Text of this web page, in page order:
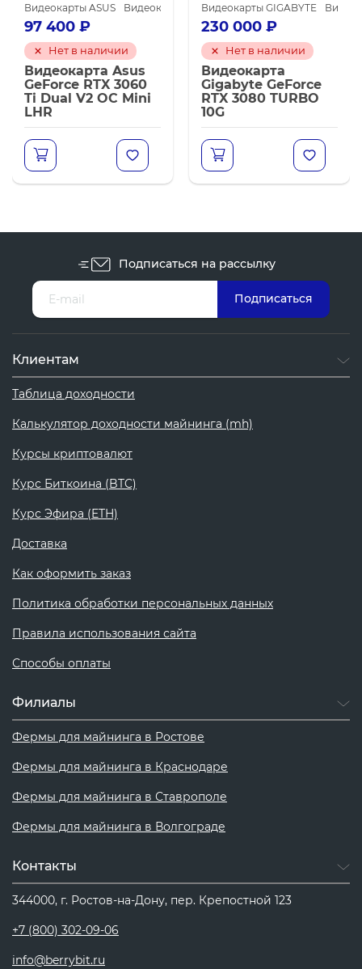
майнингаGeForce RTX 3060 Ti Видеокарты NVIDIA для майнинга
Видеокарты ASUS Видеокарты NVIDIA GeForce RTX 3060 Ti
97 400 ₽
Нет в наличии
Видеокарта Asus
GeForce RTX 3060
Ti Dual V2 OC Mini
LHR
Видеокарты GIGABYTE
230 000 ₽
Нет в наличии
Видеокарта
Gigabyte GeForce
RTX 3080 TURBO
10G
Подписаться на рассылку
Клиентам
Таблица доходности
Калькулятор доходности майнинга (mh)
Курсы криптовалют
Курс Биткоина (BTC)
Курс Эфира (ETH)
Доставка
Как оформить заказ
Политика обработки персональных данных
Правила использования сайта
Способы оплаты
Филиалы
Фермы для майнинга в Ростове
Фермы для майнинга в Краснодаре
Фермы для майнинга в Ставрополе
Фермы для майнинга в Волгограде
Контакты
344000, г. Ростов-на-Дону, пер. Крепостной 123
+7 (800) 302-09-06
info@berrybit.ru